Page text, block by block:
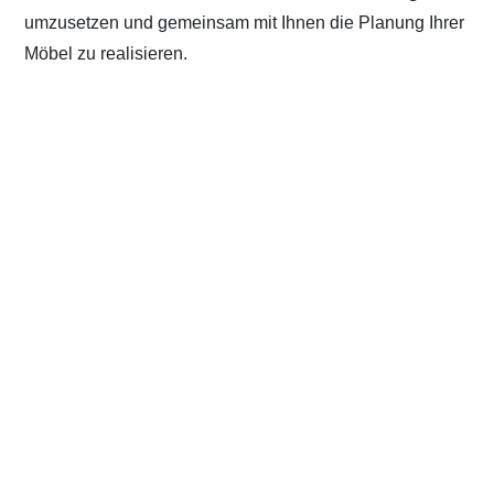
umzusetzen und gemeinsam mit Ihnen die Planung Ihrer
Möbel zu realisieren.